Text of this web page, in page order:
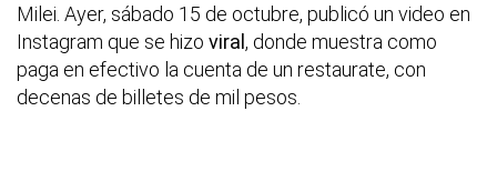
Milei. Ayer, sábado 15 de octubre, publicó un video en
Instagram que se hizo viral , donde muestra como
paga en efectivo la cuenta de un restaurate, con
decenas de billetes de mil pesos.